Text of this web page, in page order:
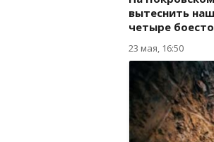
вытеснить
четыре
23 мая, 16:50